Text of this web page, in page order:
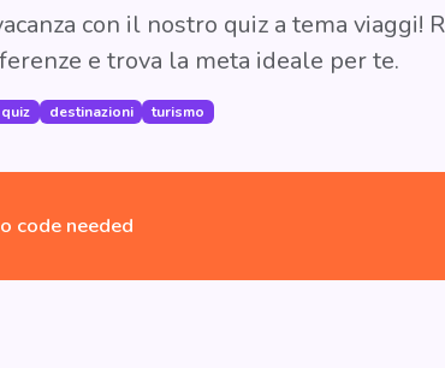
con il nostro quiz a tema viaggi!
e trova la meta ideale per te.
quiz destinazioni turismo
code needed